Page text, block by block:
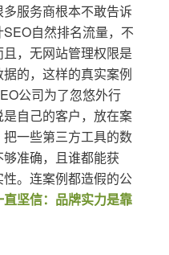
服务商根本不敢告诉
自然排名流量，不
，无网站管理权限是
的，这样的真实案例
公司为了忽悠外行
自己的客户，放在案
一些第三方工具的数
准确，且谁都能获
。连案例都造假的公
直坚信：品牌实力是靠